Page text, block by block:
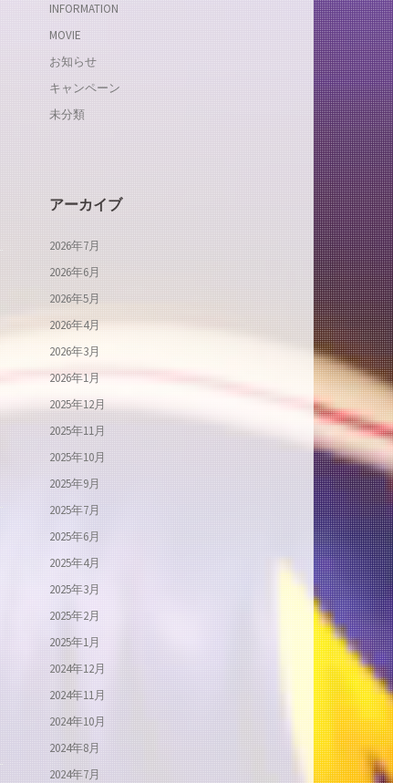
INFORMATION
MOVIE
お知らせ
キャンペーン
未分類
アーカイブ
2026年7月
2026年6月
2026年5月
2026年4月
2026年3月
2026年1月
2025年12月
2025年11月
2025年10月
2025年9月
2025年7月
2025年6月
2025年4月
2025年3月
2025年2月
2025年1月
2024年12月
2024年11月
2024年10月
2024年8月
2024年7月